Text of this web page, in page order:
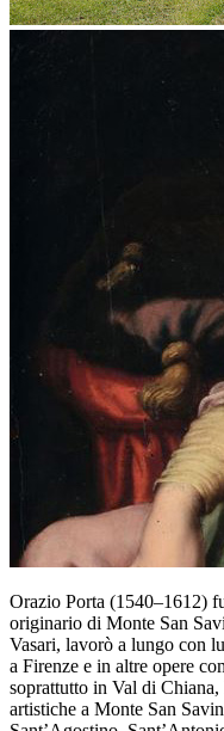
Orazio Porta (1540–1612)
originario di Monte San
Vasari, lavorò a lungo con
a Firenze e in altre opere
soprattutto in Val di Chiana,
artistiche a Monte San